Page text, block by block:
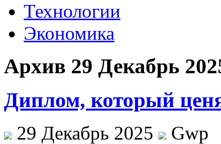
Технологии
Экономика
Архив 29 Декабрь
Диплом, который
29 Декабрь 2025
Gwp